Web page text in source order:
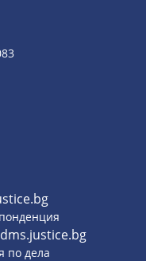
по дела